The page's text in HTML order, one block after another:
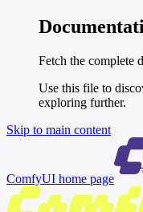
Fetch the complete
Use this file to
exploring further.
Skip to main content
ComfyUI home page